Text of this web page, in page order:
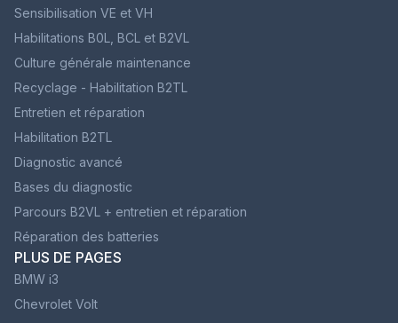
Sensibilisation VE et VH
Habilitations B0L, BCL et B2VL
Culture générale maintenance
Recyclage - Habilitation B2TL
Entretien et réparation
Habilitation B2TL
Diagnostic avancé
Bases du diagnostic
Parcours B2VL + entretien et réparation
Réparation des batteries
PLUS DE PAGES
BMW i3
Chevrolet Volt